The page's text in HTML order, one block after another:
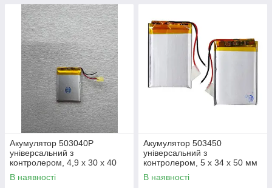
Акумулятор 503040P
універсальний з
контролером, 4,9 х 30 х 40
мм (550 mAh)/для кейсів
навушників, смарт годинників
В наявності
Акумулятор 503450
універсальний з
контролером, 5 х 34 х 50 мм
(3.7v),1000 mAh для
навігаторів, колонок, MP3
В наявності